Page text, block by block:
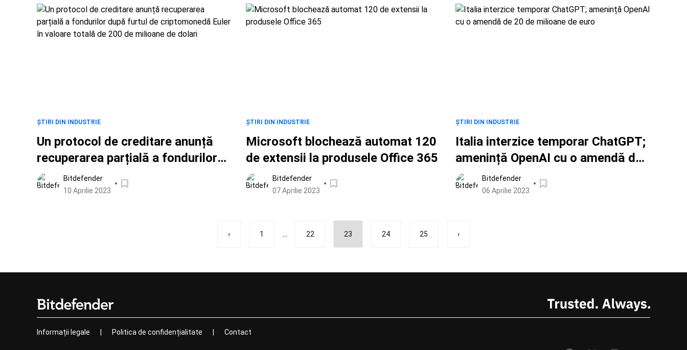
ȘTIRI DIN INDUSTRIE
Un protocol de creditare anunță
recuperarea parțială a fondurilor
după furtul de criptomonedă Euler
în valoare totală de 200 de
Bitdefender
10 Aprilie 2023
ȘTIRI DIN INDUSTRIE
Microsoft blochează automat 120
de extensii la produsele Office 365
Bitdefender
07 Aprilie 2023
ȘTIRI DIN INDUSTRIE
Italia interzice temporar ChatGPT;
amenință OpenAI cu o amendă de
20 de milioane de euro
Bitdefender
06 Aprilie 2023
‹ 1 ... 22 23 24 25 ›
Informații legale Politica de confidențialitate Contact